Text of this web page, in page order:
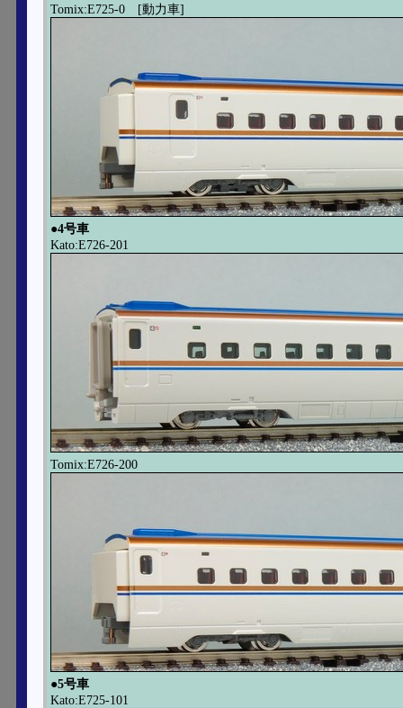
Tomix:E725-0 [動力車]
●4号車
Kato:E726-201
Tomix:E726-200
●5号車
Kato:E725-101